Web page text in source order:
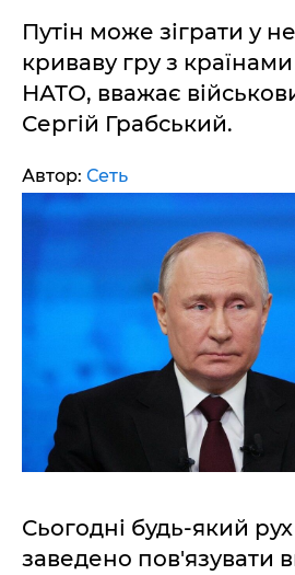
Путін може зіграти у
криваву гру з країнами
НАТО, вважає
Сергій Грабський.
Автор: Сеть
Сьогодні будь-який рух
заведено пов'язувати